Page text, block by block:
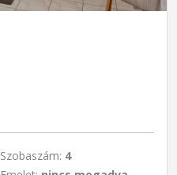
Szobaszám: 4